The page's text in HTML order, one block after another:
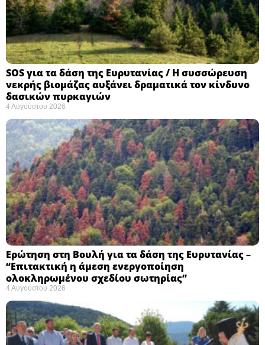
SOS για τα δάση της Ευρυτανίας / Η συσσώρευση
νεκρής βιομάζας αυξάνει δραματικά τον κίνδυνο
δασικών πυρκαγιών
4 Αυγούστου 2026
Ερώτηση στη Βουλή για τα δάση της Ευρυτανίας –
“Eπιτακτική η άμεση ενεργοποίηση
ολοκληρωμένου σχεδίου σωτηρίας”
4 Αυγούστου 2026